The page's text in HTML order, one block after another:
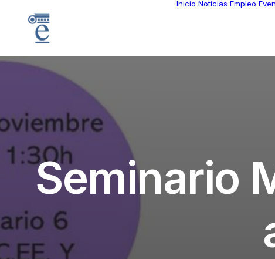
Inicio Noticias Empleo
Seminario